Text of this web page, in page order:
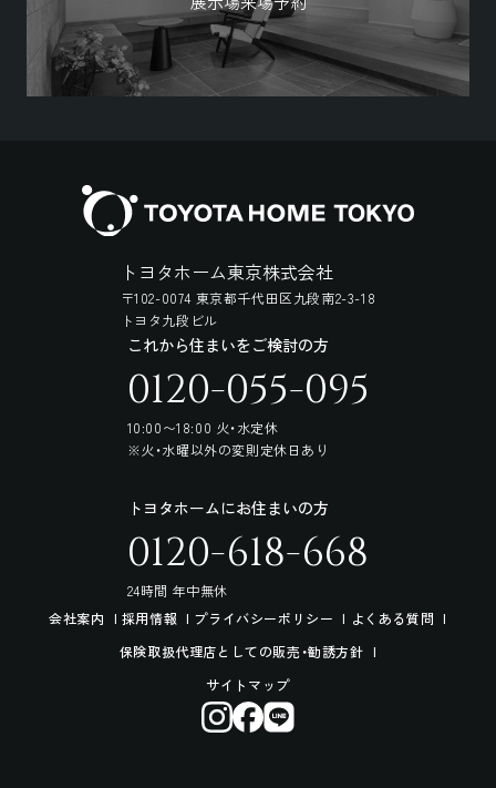
トヨタホーム東京株式会社
〒102-0074 東京都千代田区九段南2-3-18
トヨタ九段ビル
これから住まいをご検討の方
0120-055-095
10:00〜18:00 火・水定休
※火・水曜以外の変則定休日あり
トヨタホームにお住まいの方
0120-618-668
24時間 年中無休
会社案内
採用情報 プライバシーポリシー
よくある質問
保険取扱代理店としての販売・勧誘方針
サイトマップ